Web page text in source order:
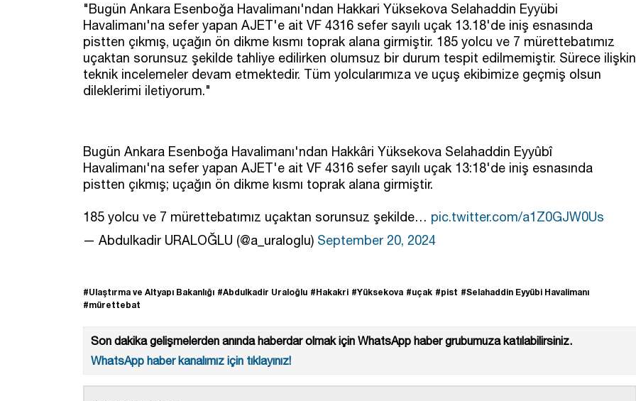
"Bugün Ankara Esenboğa Havalimanı'ndan Hakkari Yüksekova Selahaddin Eyyübi
Havalimanı'na sefer yapan AJET'e ait VF 4316 sefer sayılı uçak 13.18'de iniş esnasında
pistten çıkmış, uçağın ön dikme kısmı toprak alana girmiştir. 185 yolcu ve 7 mürettebatımız
uçaktan sorunsuz şekilde tahliye edilirken olumsuz bir durum tespit edilmemiştir. Sürece ilişkin
teknik incelemeler devam etmektedir. Tüm yolcularımıza ve uçuş ekibimize geçmiş olsun
dileklerimi iletiyorum."
Bugün Ankara Esenboğa Havalimanı'ndan Hakkâri Yüksekova Selahaddin Eyyûbî
Havalimanı'na sefer yapan AJET'e ait VF 4316 sefer sayılı uçak 13:18'de iniş esnasında
pistten çıkmış; uçağın ön dikme kısmı toprak alana girmiştir.
185 yolcu ve 7 mürettebatımız uçaktan sorunsuz şekilde… pic.twitter.com/a1Z0GJW0Us
— Abdulkadir URALOĞLU (@a_uraloglu) September 20, 2024
#Ulaştırma ve Altyapı Bakanlığı #Abdulkadir Uraloğlu #Hakakri #Yüksekova #uçak #pist #Selahaddin Eyyübi Havalimanı
#mürettebat
Son dakika gelişmelerden anında haberdar olmak için WhatsApp haber grubumuza katılabilirsiniz.
WhatsApp haber kanalımız için tıklayınız!